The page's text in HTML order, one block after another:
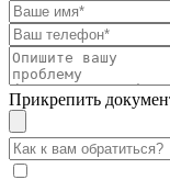
Прикрепить